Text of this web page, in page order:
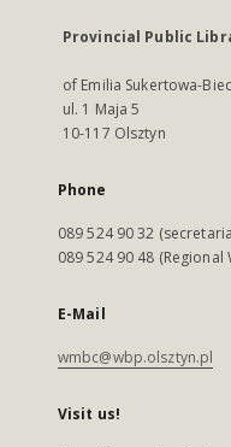
Provincial Public
of Emilia Sukertowa-
ul. 1 Maja 5
10-117 Olsztyn
Phone
089 524 90 32
089 524 90 48 (Regional
E-Mail
wmbc@wbp.olsztyn.pl
Visit us!